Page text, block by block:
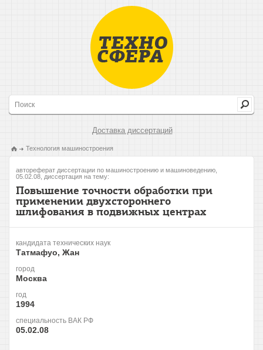
Доставка диссертаций
Технология машиностроения
автореферат диссертации по машиностроению и машиноведению,
05.02.08, диссертация на тему:
Повышение точности обработки при
применении двухстороннего
шлифования в подвижных центрах
кандидата технических наук
Татмафуо, Жан
город
Москва
год
1994
специальность ВАК РФ
05.02.08